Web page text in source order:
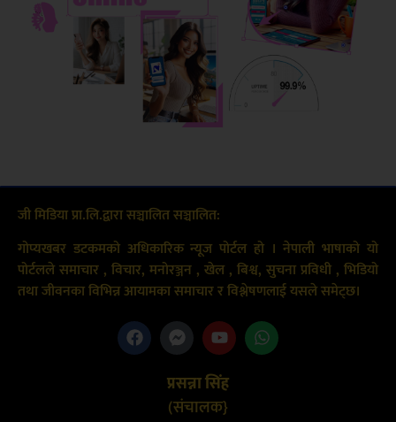
जी मिडिया प्रा.लि.द्वारा सञ्चालित सञ्चालित:
गोप्यखबर डटकमको अधिकारिक न्यूज पोर्टल हो । नेपाली भाषाको यो
पोर्टलले समाचार , विचार, मनोरञ्जन , खेल , बिश्व, सुचना प्रविधी , भिडियो
तथा जीवनका विभिन्न आयामका समाचार र विश्लेषणलाई यसले समेट्छ।
प्रसन्ना सिंह
(संचालक}